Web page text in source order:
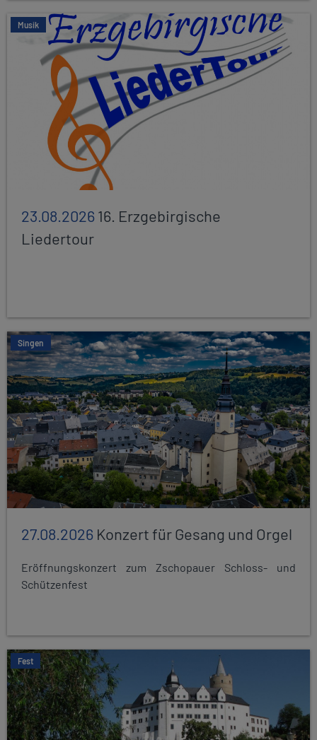
Musik
23.08.202616. Erzgebirgische
Liedertour
Singen
27.08.2026 Konzert für Gesang und Orgel
Eröffnungskonzert zum Zschopauer Schloss- und
Schützenfest
Fest